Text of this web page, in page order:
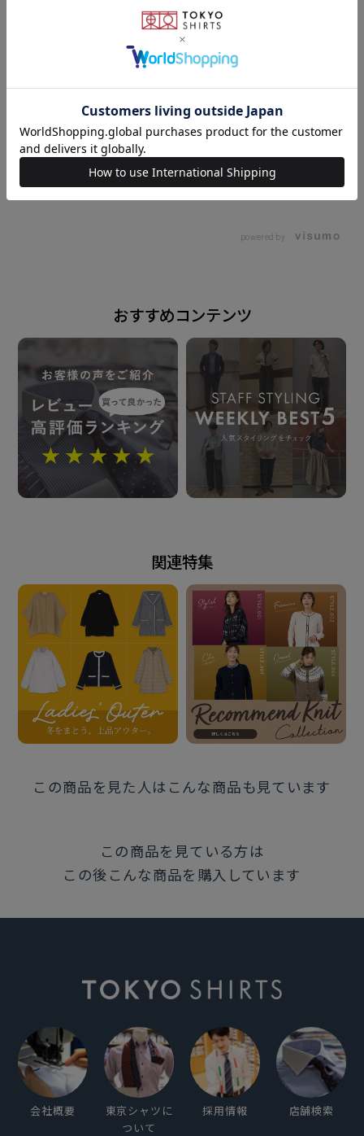
躍してくれる一枚。
ポリエステル80% レーヨン20%
原産国
用・洗濯時には 表面がざらついたものとの引掛け にご
注意の上お取り扱い下さい。
※汗や雨などで濡れた状態や強い摩擦 等で、他の製品
に色移りする場合が ございます。ご注意ください。
発売日
この商品に対するお問い合わせ
M
152cm L
162cm
powered by
おすすめコンテンツ
関連特集
この商品を見た人はこんな商品も見ています
この商品を見ている方は
この後こんな商品を購入しています
会社概要
東京シャツに
ついて
採用情報 店舗検索